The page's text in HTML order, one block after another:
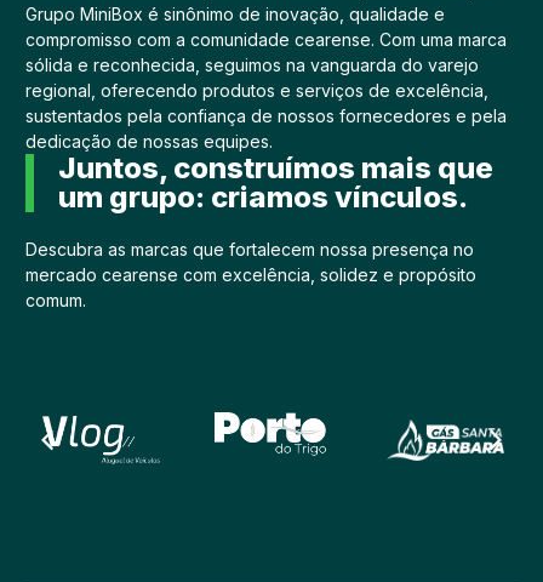
Grupo MiniBox é sinônimo de inovação, qualidade e
compromisso com a comunidade cearense. Com uma marca
sólida e reconhecida, seguimos na vanguarda do varejo
regional, oferecendo produtos e serviços de excelência,
sustentados pela confiança de nossos fornecedores e pela
dedicação de nossas equipes.
Juntos, construímos mais que
um grupo: criamos vínculos.
Descubra as marcas que fortalecem nossa presença no
mercado cearense com excelência, solidez e propósito
comum.